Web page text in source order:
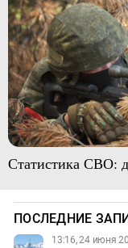
Статистика СВО:
ПОСЛЕДНИЕ
13:16, 24 июня